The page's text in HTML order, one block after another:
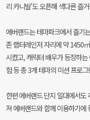
리 카니발'도 오픈해 색다른 즐
에버랜드는 테마파크에서 즐기
존 랩터레인저 자리에 약 1450
시켰고, 캐릭터 배우가 등장하
험 등 총 3개 테마의 미션 프로
한편 에버랜드 단지 일대에서도
져 에버랜드와 함께 이용하기에